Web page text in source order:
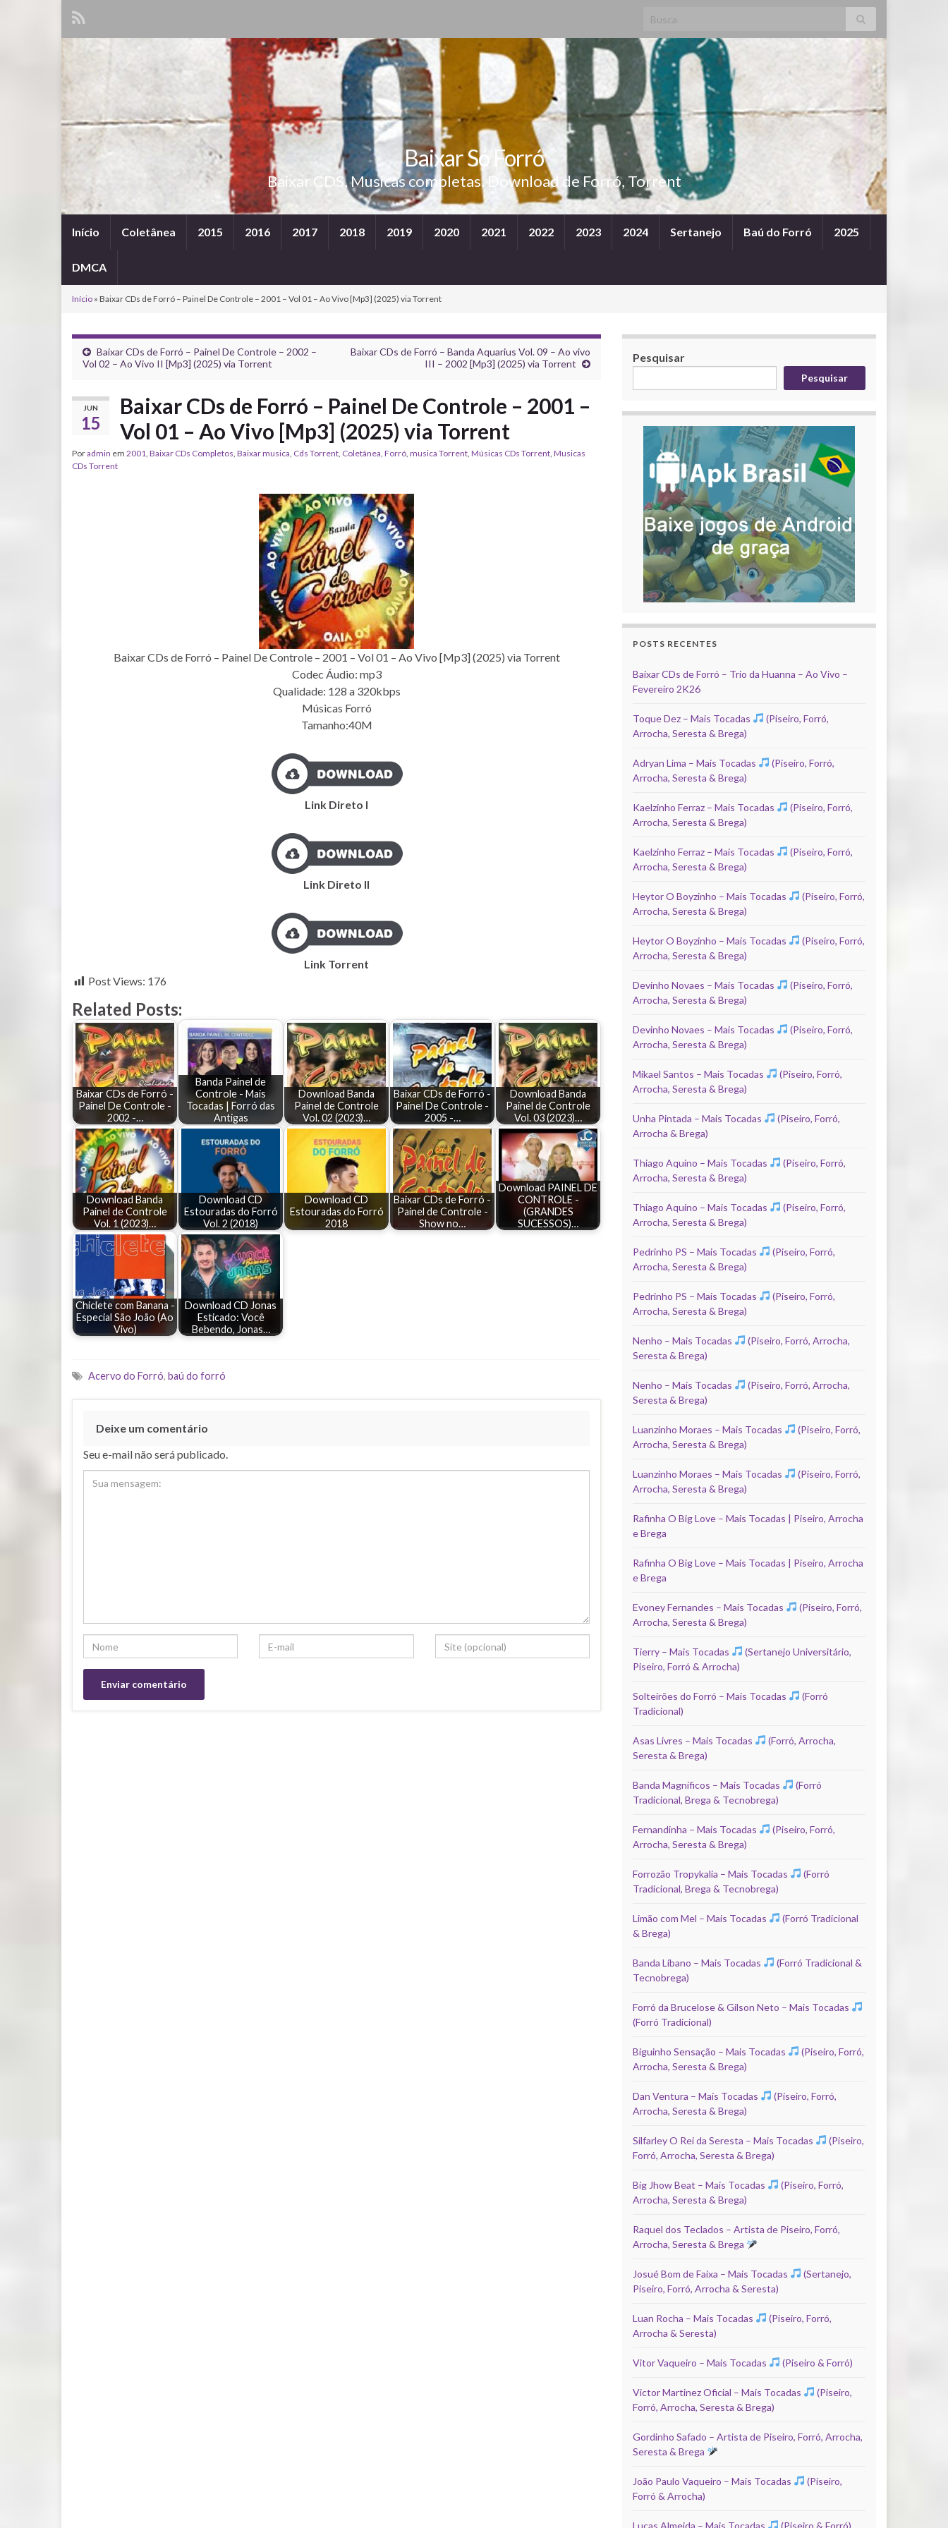
Search for:
Baixar Só Forró
Baixar CDS, Musicas completas, Download de Forró, Torrent
Início Coletânea 2015 2016 2017 2018 2019 2020 2021 2022 2023 2024 Sertanejo Baú do Forró 2025
DMCA
Início » Baixar CDs de Forró – Painel De Controle – 2001 – Vol 01 – Ao Vivo [Mp3] (2025) via Torrent
Baixar CDs de Forró – Painel De Controle – 2002 –
Vol 02 – Ao Vivo II [Mp3] (2025) via Torrent
Baixar CDs de Forró – Banda Aquarius Vol. 09 – Ao vivo
III – 2002 [Mp3] (2025) via Torrent
JUN
15
Baixar CDs de Forró – Painel De Controle – 2001 –
Vol 01 – Ao Vivo [Mp3] (2025) via Torrent
Poradmin em 2001, Baixar CDs Completos, Baixar musica, Cds Torrent, Coletânea, Forró, musica Torrent, ‎Músicas CDs Torrent, ‎Musicas
CDs Torrent
Baixar CDs de Forró – Painel De Controle – 2001 – Vol 01 – Ao Vivo [Mp3] (2025) via Torrent
Codec Áudio: mp3
Qualidade: 128 a 320kbps
Músicas Forró
Tamanho:40M
Link Direto I
Link Direto II
Link Torrent
Post Views: 176
Related Posts:
Baixar CDs de Forró -
Painel De Controle -
2002 -…
Banda Painel de
Controle - Mais
Tocadas | Forró das
Antigas
Download Banda
Painel de Controle
Vol. 02 (2023)…
Baixar CDs de Forró -
Painel De Controle -
2005 -…
Download Banda
Painel de Controle
Vol. 03 (2023)…
Download Banda
Painel de Controle
Vol. 1 (2023)…
Download CD
Estouradas do Forró
Vol. 2 (2018)
Download CD
Estouradas do Forró
2018
Baixar CDs de Forró -
Painel de Controle -
Show no…
Download PAINEL DE
CONTROLE -
(GRANDES
SUCESSOS)…
Chiclete com Banana -
Especial São João (Ao
Vivo)
Download CD Jonas
Esticado: Você
Bebendo, Jonas…
Acervo do Forró, baú do forró
Deixe um comentário
Seu e-mail não será publicado.
Pesquisar
Pesquisar
POSTS RECENTES
Baixar CDs de Forró – Trio da Huanna – Ao Vivo –
Fevereiro 2K26
Toque Dez – Mais Tocadas
(Piseiro, Forró,
Arrocha, Seresta & Brega)
Adryan Lima – Mais Tocadas
(Piseiro, Forró,
Arrocha, Seresta & Brega)
Kaelzinho Ferraz – Mais Tocadas
(Piseiro, Forró,
Arrocha, Seresta & Brega)
Kaelzinho Ferraz – Mais Tocadas
(Piseiro, Forró,
Arrocha, Seresta & Brega)
Heytor O Boyzinho – Mais Tocadas
(Piseiro, Forró,
Arrocha, Seresta & Brega)
Heytor O Boyzinho – Mais Tocadas
(Piseiro, Forró,
Arrocha, Seresta & Brega)
Devinho Novaes – Mais Tocadas
(Piseiro, Forró,
Arrocha, Seresta & Brega)
Devinho Novaes – Mais Tocadas
(Piseiro, Forró,
Arrocha, Seresta & Brega)
Mikael Santos – Mais Tocadas
(Piseiro, Forró,
Arrocha, Seresta & Brega)
Unha Pintada – Mais Tocadas
(Piseiro, Forró,
Arrocha & Brega)
Thiago Aquino – Mais Tocadas
(Piseiro, Forró,
Arrocha, Seresta & Brega)
Thiago Aquino – Mais Tocadas
(Piseiro, Forró,
Arrocha, Seresta & Brega)
Pedrinho PS – Mais Tocadas
(Piseiro, Forró,
Arrocha, Seresta & Brega)
Pedrinho PS – Mais Tocadas
(Piseiro, Forró,
Arrocha, Seresta & Brega)
Nenho – Mais Tocadas
(Piseiro, Forró, Arrocha,
Seresta & Brega)
Nenho – Mais Tocadas
(Piseiro, Forró, Arrocha,
Seresta & Brega)
Luanzinho Moraes – Mais Tocadas
(Piseiro, Forró,
Arrocha, Seresta & Brega)
Luanzinho Moraes – Mais Tocadas
(Piseiro, Forró,
Arrocha, Seresta & Brega)
Rafinha O Big Love – Mais Tocadas | Piseiro, Arrocha
e Brega
Rafinha O Big Love – Mais Tocadas | Piseiro, Arrocha
e Brega
Evoney Fernandes – Mais Tocadas
(Piseiro, Forró,
Arrocha, Seresta & Brega)
Tierry – Mais Tocadas
(Sertanejo Universitário,
Piseiro, Forró & Arrocha)
Solteirões do Forró – Mais Tocadas
(Forró
Tradicional)
Asas Livres – Mais Tocadas
(Forró, Arrocha,
Seresta & Brega)
Banda Magníficos – Mais Tocadas
(Forró
Tradicional, Brega & Tecnobrega)
Fernandinha – Mais Tocadas
(Piseiro, Forró,
Arrocha, Seresta & Brega)
Forrozão Tropykalia – Mais Tocadas
(Forró
Tradicional, Brega & Tecnobrega)
Limão com Mel – Mais Tocadas
(Forró Tradicional
& Brega)
Banda Líbano – Mais Tocadas
(Forró Tradicional &
Tecnobrega)
Forró da Brucelose & Gilson Neto – Mais Tocadas
(Forró Tradicional)
Biguinho Sensação – Mais Tocadas
(Piseiro, Forró,
Arrocha, Seresta & Brega)
Dan Ventura – Mais Tocadas
(Piseiro, Forró,
Arrocha, Seresta & Brega)
Silfarley O Rei da Seresta – Mais Tocadas
(Piseiro,
Forró, Arrocha, Seresta & Brega)
Big Jhow Beat – Mais Tocadas
(Piseiro, Forró,
Arrocha, Seresta & Brega)
Raquel dos Teclados – Artista de Piseiro, Forró,
Arrocha, Seresta & Brega
Josué Bom de Faixa – Mais Tocadas
(Sertanejo,
Piseiro, Forró, Arrocha & Seresta)
Luan Rocha – Mais Tocadas
(Piseiro, Forró,
Arrocha & Seresta)
Vitor Vaqueiro – Mais Tocadas (Piseiro & Forró)
Victor Martinez Oficial – Mais Tocadas
(Piseiro,
Forró, Arrocha, Seresta & Brega)
Gordinho Safado – Artista de Piseiro, Forró, Arrocha,
Seresta & Brega
João Paulo Vaqueiro – Mais Tocadas
(Piseiro,
Forró & Arrocha)
Lucas Almeida – Mais Tocadas (Piseiro & Forró)